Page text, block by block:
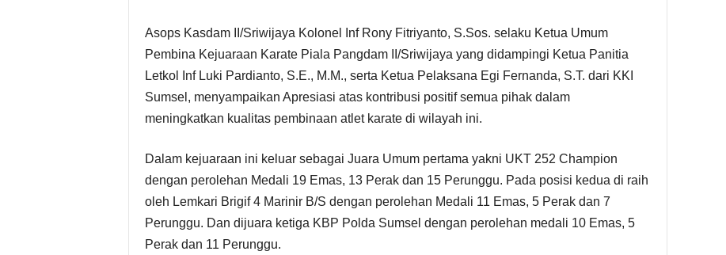
Asops Kasdam II/Sriwijaya Kolonel Inf Rony Fitriyanto, S.Sos. selaku Ketua Umum
Pembina Kejuaraan Karate Piala Pangdam II/Sriwijaya yang didampingi Ketua Panitia
Letkol Inf Luki Pardianto, S.E., M.M., serta Ketua Pelaksana Egi Fernanda, S.T. dari KKI
Sumsel, menyampaikan Apresiasi atas kontribusi positif semua pihak dalam
meningkatkan kualitas pembinaan atlet karate di wilayah ini.
Dalam kejuaraan ini keluar sebagai Juara Umum pertama yakni UKT 252 Champion
dengan perolehan Medali 19 Emas, 13 Perak dan 15 Perunggu. Pada posisi kedua di raih
oleh Lemkari Brigif 4 Marinir B/S dengan perolehan Medali 11 Emas, 5 Perak dan 7
Perunggu. Dan dijuara ketiga KBP Polda Sumsel dengan perolehan medali 10 Emas, 5
Perak dan 11 Perunggu.